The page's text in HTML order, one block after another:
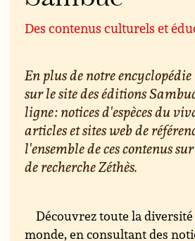
Des contenus culturels et
En plus de notre
sur le site des éditions
ligne : notices d'espèces du
articles et sites web de
l'ensemble de ces contenus
de recherche Zéthès.
Découvrez toute la
monde, en consultant des